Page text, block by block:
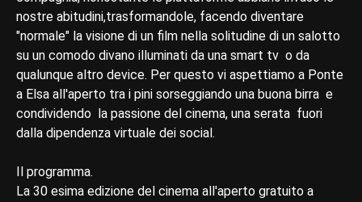
nostre abitudini,trasformandole, facendo diventare
"normale" la visione di un film nella solitudine di un salotto
su un comodo divano illuminati da una smart tv o da
qualunque altro device. Per questo vi aspettiamo a Ponte
a Elsa all'aperto tra i pini sorseggiando una buona birra e
condividendo la passione del cinema, una serata fuori
dalla dipendenza virtuale dei social.
Il programma.
La 30 esima edizione del cinema all'aperto gratuito a